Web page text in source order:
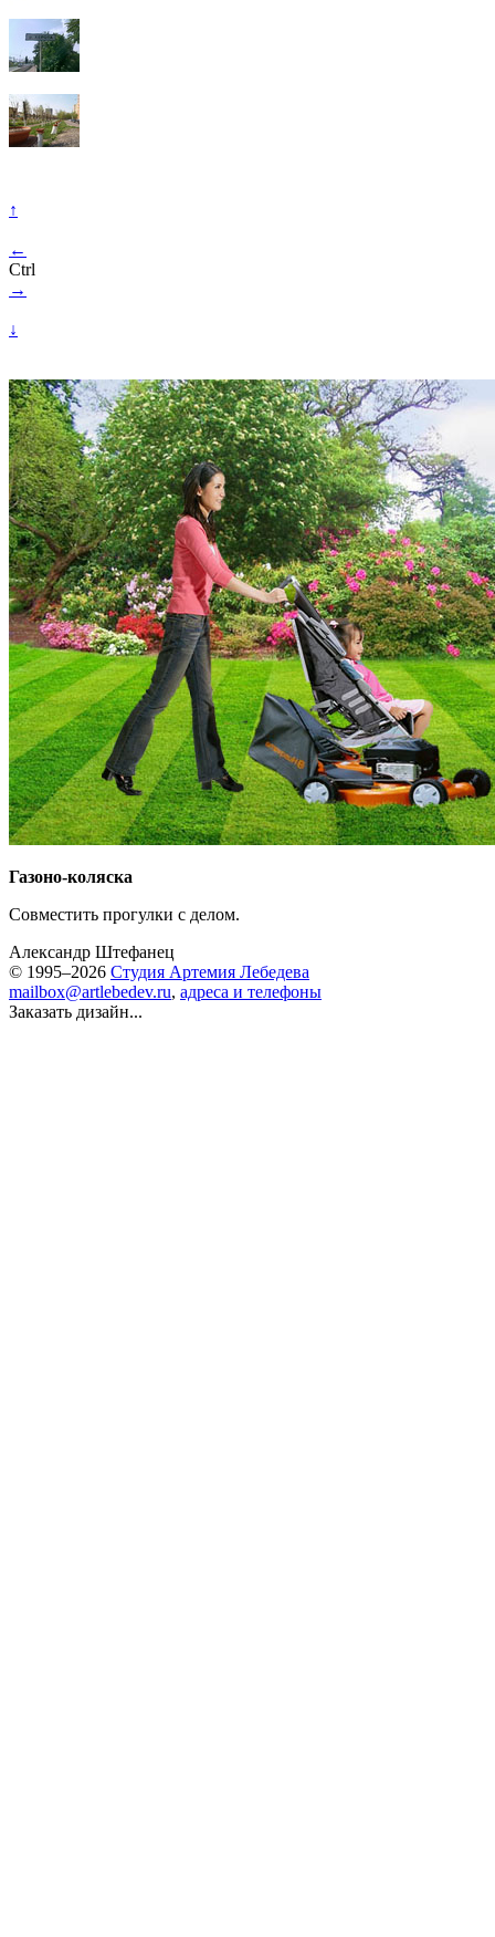
↑
←
Ctrl
→
↓
Газоно-коляска
Совместить прогулки с делом.
Александр Штефанец
© 1995–2026 Студия Артемия Лебедева
mailbox@artlebedev.ru, адреса и телефоны
Заказать дизайн...